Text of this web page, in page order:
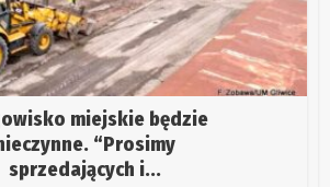
miejskie będzie
“Prosimy
sprzedających i...